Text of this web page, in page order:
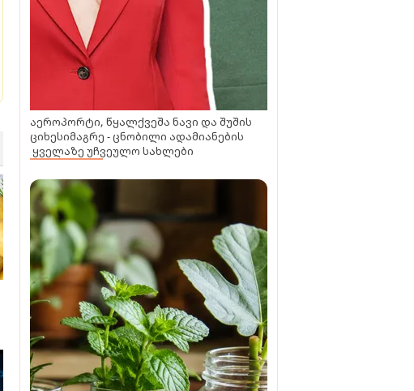
აეროპორტი, წყალქვეშა ნავი და შუშის
ციხესიმაგრე - ცნობილი ადამიანების
ყველაზე უჩვეულო სახლები